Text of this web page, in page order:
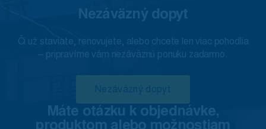
Nezáväzný dopyt
Či už staviate, renovujete, alebo chcete len viac pohodlia
– pripravíme vám nezáväznú ponuku zadarmo.
Nezáväzný dopyt
Máte otázku k objednávke,
produktom alebo možnostiam